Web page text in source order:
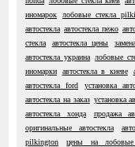
иномарок
лобовые стекла
автостекла автостекла пежо
стекла
автостекла цены
автостекла украина
лобовые
иномарки
автостекла в киеве
автостекла ford
установка
автостекла на заказ установка
автостекла хонда
продажа
оригинальные автостекла
pilkington
цены на лобовые